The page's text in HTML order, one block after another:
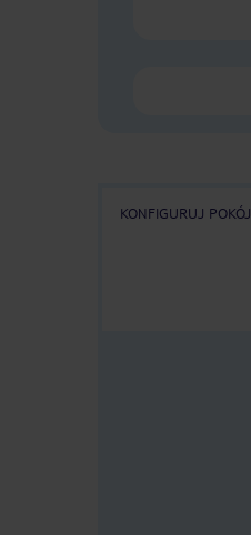
KONFIGURUJ POKÓJ